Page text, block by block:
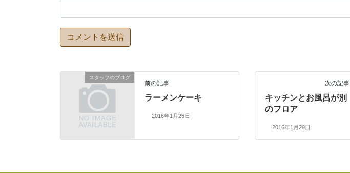
スタッフのブログ
前の記事
ラーメンケーキ
2016年1月26日
次の記事
キッチンとお風呂が別
のフロア
2016年1月29日